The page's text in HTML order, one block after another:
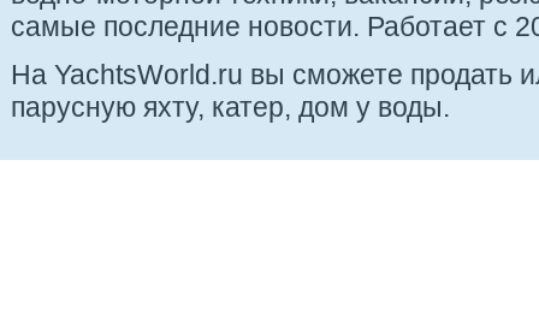
самые последние новости. Работает с
На YachtsWorld.ru вы сможете продать
парусную яхту, катер, дом у воды.